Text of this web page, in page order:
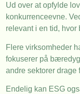
Ud over at opfylde
konkurrenceevne.
relevant i en tid,
Flere virksomheder
fokuserer på
andre sektorer
Endelig kan ESG